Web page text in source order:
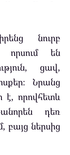
նուրբ
որսում են
ցավ,
Նրանց
է, որովհետև
դեռ
բայց ներսից